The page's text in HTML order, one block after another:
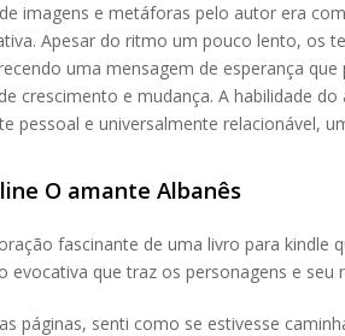
imagens e metáforas pelo autor era
Apesar do ritmo um pouco lento, os
uma mensagem de esperança
crescimento e mudança. A habilidade
pessoal e universalmente relacionável,
O amante Albanês
fascinante de uma livro para
evocativa que traz os personagens e
páginas, senti como se estivesse